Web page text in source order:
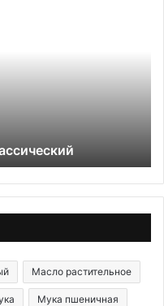
Масло растительное
Мука пшеничная